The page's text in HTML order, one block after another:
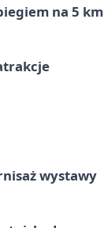
na 5 km
wystawy